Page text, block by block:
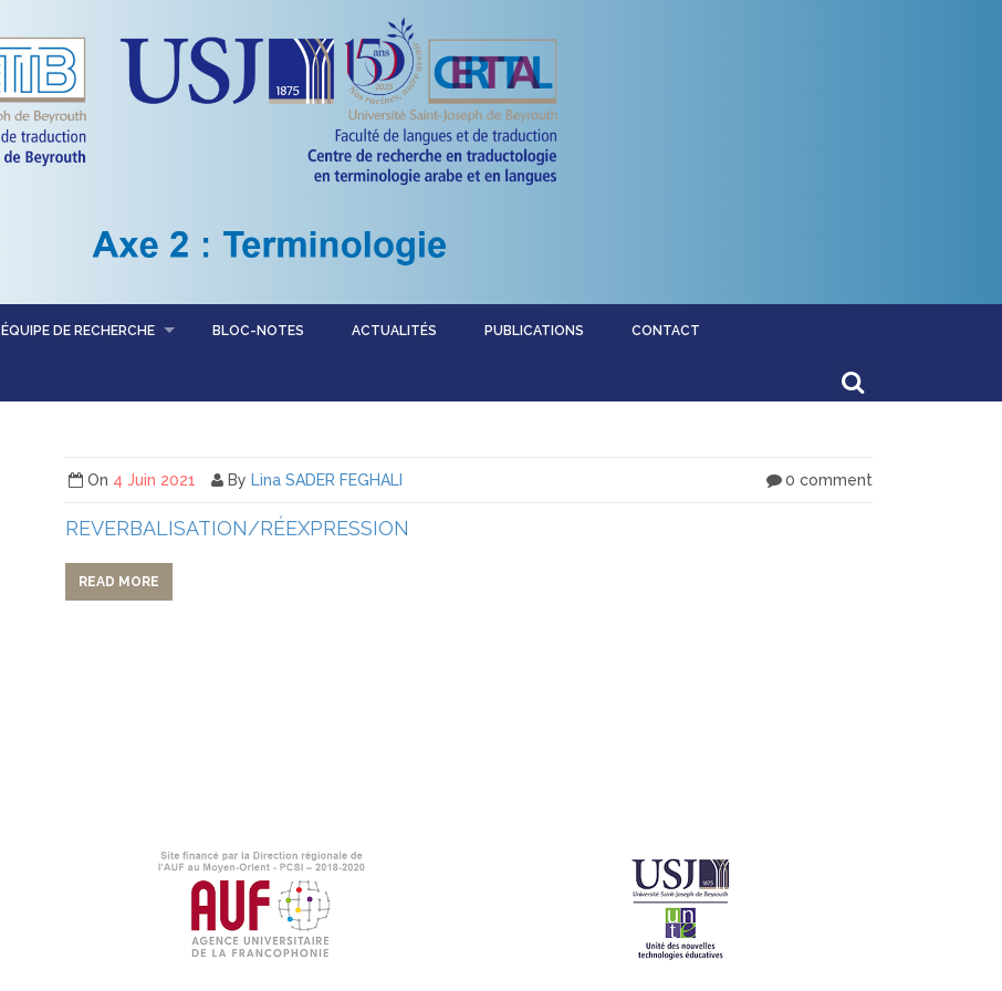
ÉQUIPE DE RECHERCHE BLOC-NOTES ACTUALITÉS PUBLICATIONS CONTACT
On 4 Juin 2021 By Lina SADER FEGHALI 0 comment
REVERBALISATION/RÉEXPRESSION
READ MORE